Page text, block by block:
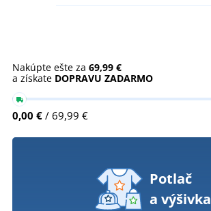
Nakúpte ešte za 69,99 €
a získate DOPRAVU ZADARMO
0,00 € / 69,99 €
Potlač
a výšivka